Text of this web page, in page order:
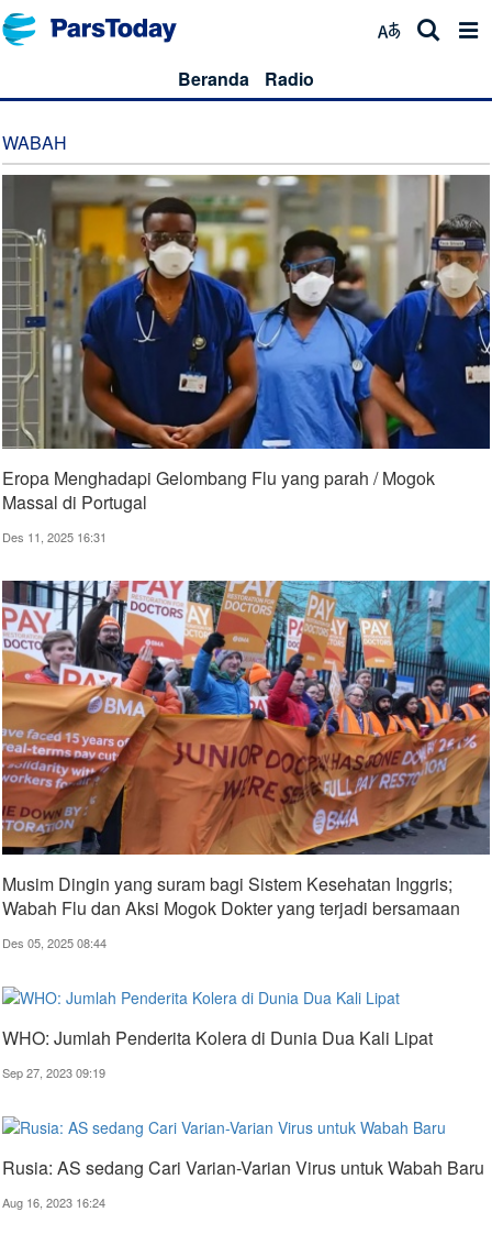
Beranda Radio
WABAH
Eropa Menghadapi Gelombang Flu yang parah / Mogok
Massal di Portugal
Des 11, 2025 16:31
Musim Dingin yang suram bagi Sistem Kesehatan Inggris;
Wabah Flu dan Aksi Mogok Dokter yang terjadi bersamaan
Des 05, 2025 08:44
WHO: Jumlah Penderita Kolera di Dunia Dua Kali Lipat
Sep 27, 2023 09:19
Rusia: AS sedang Cari Varian-Varian Virus untuk Wabah Baru
Aug 16, 2023 16:24